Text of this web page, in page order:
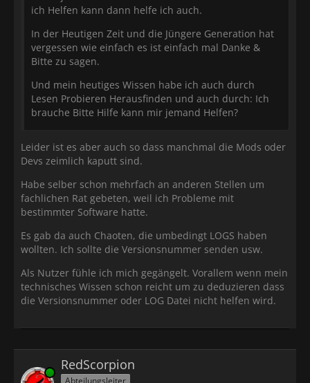
ich Helfen kann dann helfe ich auch.
In der Heutigen Zeit und die Jüngere Generation hat
vergessen wie einfach es ist einfach mal Danke &
Bitte zu sagen.
Und mein heutiges Wissen habe ich auch durch
Lesen Probieren Herausfinden und auch durch: Ich
brauche Bitte Hilfe kann mir jemand Helfen?
Leider ist es aber auch so dass manchmal die Mods oder
Devs zeimlich kaputt sind.
Habe selber schon mehrfach an anderen Stellen um
fachlichen Rat gebeten, weil ich Probleme mit
bestimmter Software hatte.
Es gab da auch Chaoten, die umbedingt LOGS haben
wollten. Ich sollte die Versionsnummer senden usw.
Als Nutzer fühle ich mich gegängelt. Vorallem wenn mein
technisches Wissen schon reicht um zu deduzieren dass
die Versionsnummer oder LOG Datei nicht helfen wird.
Online RedScorpion